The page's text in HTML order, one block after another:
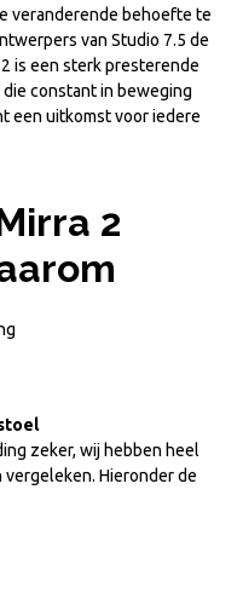
veranderende behoefte te
van Studio 7.5 de
is een sterk presterende
constant in beweging
een uitkomst voor iedere
2
zeker, wij hebben heel
Hieronder de